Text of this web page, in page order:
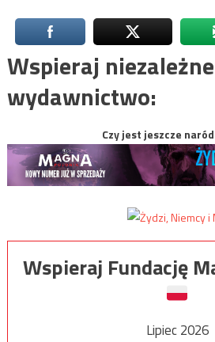
Wspieraj niezależne
wydawnictwo:
Czy jest jeszcze
Wspieraj Fundację
Lipiec 2026